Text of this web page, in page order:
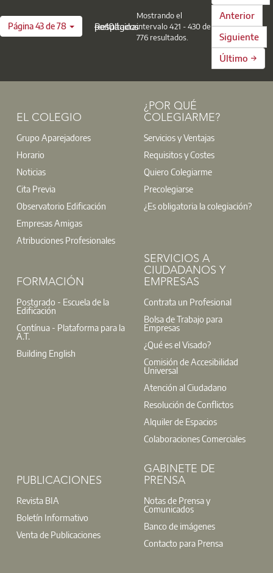
Registro de Apoderamientos
Toda la información detallada para realizar los trámites y
darse de alta en estos servicios se encuentra disponible en
Sede Electrónica de la Agencia Tributaria
www.agenciatributaria.es
Página 43 de 78 — 10 Resultados por página
Mostrando el
intervalo 421 - 430 de
776 resultados.
Anterior
Siguiente
Último →
EL COLEGIO
Grupo Aparejadores
Horario
Noticias
Cita Previa
Observatorio Edificación
Empresas Amigas
Atribuciones Profesionales
¿POR QUÉ
COLEGIARME?
Servicios y Ventajas
Requisitos y Costes
Quiero Colegiarme
Precolegiarse
¿Es obligatoria la colegiación?
FORMACIÓN
Postgrado - Escuela de la
Edificación
Contínua - Plataforma para la
A.T.
Building English
SERVICIOS A
CIUDADANOS Y
EMPRESAS
Contrata un Profesional
Bolsa de Trabajo para
Empresas
¿Qué es el Visado?
Comisión de Accesibilidad
Universal
Atención al Ciudadano
Resolución de Conflictos
Alquiler de Espacios
Colaboraciones Comerciales
PUBLICACIONES
Revista BIA
Boletín Informativo
Venta de Publicaciones
GABINETE DE
PRENSA
Notas de Prensa y
Comunicados
Banco de imágenes
Contacto para Prensa